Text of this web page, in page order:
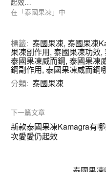
起效…
在「泰國果凍」中
標籤: 泰國果凍,泰國果凍
果凍副作用,泰國果凍功效,
泰國果凍威而鋼,泰國果凍
鋼副作用,泰國果凍威而鋼
分類: 泰國果凍
下一篇文章
新款泰國果凍Kamagra有
次愛愛仍起效